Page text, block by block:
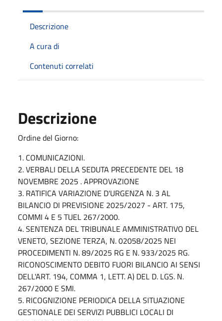
Descrizione
A cura di
Contenuti correlati
Descrizione
Ordine del Giorno:
1. COMUNICAZIONI.
2. VERBALI DELLA SEDUTA PRECEDENTE DEL 18
NOVEMBRE 2025 . APPROVAZIONE
3. RATIFICA VARIAZIONE D'URGENZA N. 3 AL
BILANCIO DI PREVISIONE 2025/2027 - ART. 175,
COMMI 4 E 5 TUEL 267/2000.
4. SENTENZA DEL TRIBUNALE AMMINISTRATIVO DEL
VENETO, SEZIONE TERZA, N. 02058/2025 NEI
PROCEDIMENTI N. 89/2025 RG E N. 933/2025 RG.
RICONOSCIMENTO DEBITO FUORI BILANCIO AI SENSI
DELL'ART. 194, COMMA 1, LETT. A) DEL D. LGS. N.
267/2000 E SMI.
5. RICOGNIZIONE PERIODICA DELLA SITUAZIONE
GESTIONALE DEI SERVIZI PUBBLICI LOCALI DI